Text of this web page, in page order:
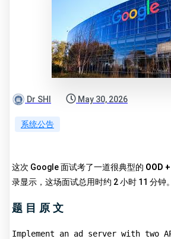
Dr SHI May 30, 2026
系统公告
这次 Google 面试考了一道很典型的 OOD
录显示，这场面试总用时约 2 小时 11 分钟。
题目原文
Implement an ad server with two